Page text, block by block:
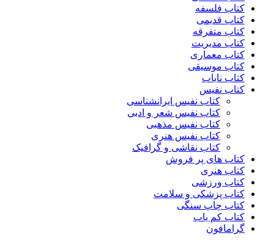
کتاب فلسفه
کتاب قدیمی
کتاب متفرقه
کتاب مدیریت
کتاب معماری
کتاب موسیقی
کتاب نایاب
کتاب نفیس
کتاب نفیس ایرانشناسی
کتاب نفیس شعر و ادبی
کتاب نفیس مذهبی
کتاب نفیس هنری
کتاب نقاشی و گرافیک
کتاب های پر فروش
کتاب هنری
کتاب ورزشی
کتاب پزشکی و سلامت
کتاب چاپ سنگی
کتاب کم یاب
گرامافون